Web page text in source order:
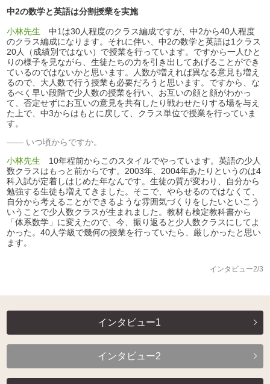
中2の数学と英語は分割授業を実施
小林先生 中1は30人程度のクラス編成ですが、中2から40人程度
のクラス編成になります。それに伴い、中2の数学と英語は1クラス
20人（成績別ではない）で授業を行っています。ですから一人ひと
りの様子を見ながら、生徒たちの力を引き出してあげることができ
ているのではないかと思います。人数が増えれば異なる意見も増え
るので、大人数で行う授業も必要だろうと思います。ですから、な
るべく早い段階で少人数の授業を行い、お互いの顔と顔がわかっ
て、否定せずにお互いの意見を共有したり戦わせたりする場を与え
た上で、中3からはもとに戻して、クラス単位で授業を行っていま
す。
いつ頃からですか。
小林先生 10年程前からこのスタイルでやっています。英語の少人
数クラスはもっと前からです。2003年、2004年あたりというのは4
科入試が定着しはじめた年なんです。生徒の質が変わり、自分から
勉強する生徒も増えてきました。そこで、やらせるのではなくて、
自分から考えることができるような雰囲気づくりをしたいといこう
いうことで少人数クラスが生まれました。教材も検定教科書から
「体系数学」に変えたので、今、振り返ると少人数クラスにしてよ
かった。40人学級で幾何の授業を行っていたら、厳しかったと思い
ます。
インタビュー2/3
インタビュー1
インタビュー2